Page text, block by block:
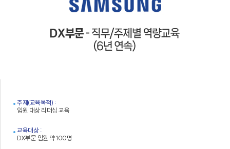
주제(교육목적) :
임원 대상 리더십 교육
교육대상 :
DX부문 임원 약 100명